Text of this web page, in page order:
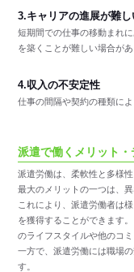
3.キャリアの進展が難し
短期間での仕事の移動まれ
を築くことが難しい場合があ
4.収入の不安定性
仕事の間隔や契約の種類に
派遣で働くメリット
派遣労働は、柔軟性と多様
最大のメリットの一つは、
これにより、派遣労働者は
を獲得することができます
のライフスタイルや他のコ
一方で、派遣労働には職場
す。